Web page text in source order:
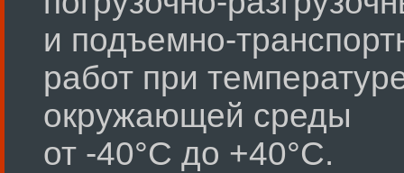
и подъемно-
работ при
окружающей среды
от -40°С до +40°С.